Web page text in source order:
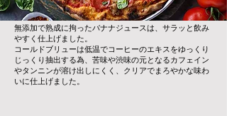
無添加で熟成に拘ったバナナジュースは、サラッと飲み
やすく仕上げました。
コールドブリューは低温でコーヒーのエキスをゆっくり
じっくり抽出する為、苦味や渋味の元となるカフェイン
やタンニンが溶け出しにくく、クリアでまろやかな味わ
いに仕上げました。